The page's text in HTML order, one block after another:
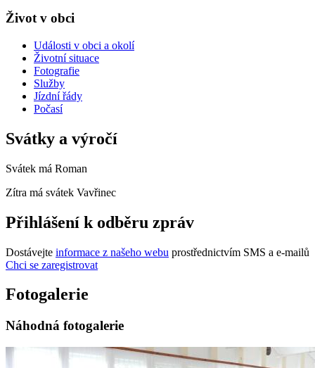
Život v obci
Události v obci a okolí
Životní situace
Fotografie
Služby
Jízdní řády
Počasí
Svátky a výročí
Svátek má Roman
Zítra má svátek Vavřinec
Přihlášení k odběru zpráv
Dostávejte informace z našeho webu prostřednictvím SMS a e-mailů
Chci se zaregistrovat
Fotogalerie
Náhodná fotogalerie